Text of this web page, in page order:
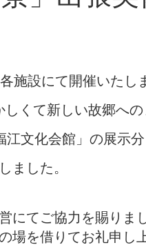
施設にて開催いたし
くて新しい故郷へ
江文化会館」の展示
ました。
にてご協力を賜りま
場を借りてお礼申し